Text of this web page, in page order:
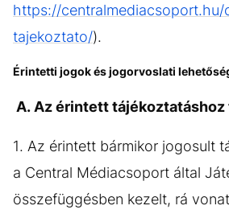
https://
tajekoztato/).
Érintetti jogok és jogorvoslati
A. Az érintett tájékoztatáshoz
1. Az érintett bármikor jogosult
a Central Médiacsoport által
összefüggésben kezelt, rá